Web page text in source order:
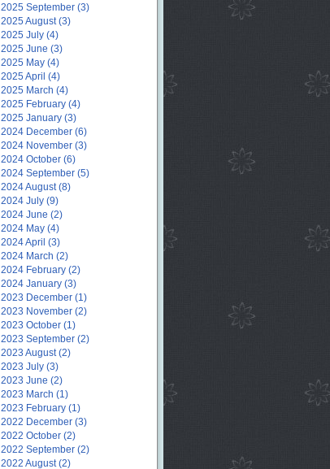
2025 September(3)
2025 August(3)
2025 July(4)
2025 June (3)
2025 May(4)
2025 April (4)
2025 March (4)
2025 February(4)
2025 January(3)
2024 December(6)
2024 November(3)
2024 October(6)
2024 September(5)
2024 August(8)
2024 July(9)
2024 June (2)
2024 May(4)
2024 April (3)
2024 March (2)
2024 February(2)
2024 January(3)
2023 December(1)
2023 November(2)
2023 October(1)
2023 September(2)
2023 August(2)
2023 July(3)
2023 June (2)
2023 March (1)
2023 February(1)
2022 December(3)
2022 October(2)
2022 September(2)
2022 August(2)